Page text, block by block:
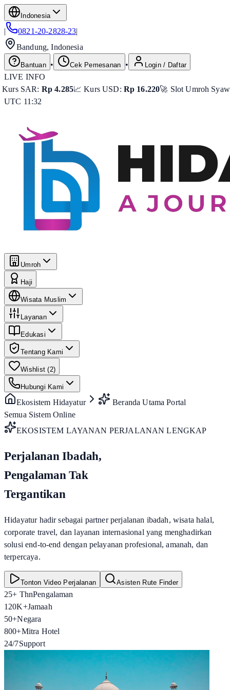
Indonesia
| 0821-20-2828-23|
Bandung, Indonesia
Bantuan • Cek Pemesanan • Login / Daftar
LIVE INFO
4.285📈 Kurs USD:Rp 16.220🚀 Slot Umroh Syawal:Tersisa 8
UTC 11:32
Umroh
Haji
Wisata Muslim
Layanan
Edukasi
Tentang Kami
Wishlist (2)
Hubungi Kami
Ekosistem Hidayatur
Beranda Utama Portal
Semua Sistem Online
EKOSISTEM LAYANAN PERJALANAN LENGKAP
Perjalanan Ibadah,
Pengalaman Tak
Tergantikan
Hidayatur hadir sebagai partner perjalanan ibadah, wisata halal,
corporate travel, dan layanan internasional yang menghadirkan
solusi end-to-end dengan pelayanan profesional, amanah, dan
terpercaya.
Tonton Video Perjalanan Asisten Rute Finder
25+ ThnPengalaman
120K+Jamaah
50+Negara
800+Mitra Hotel
24/7Support